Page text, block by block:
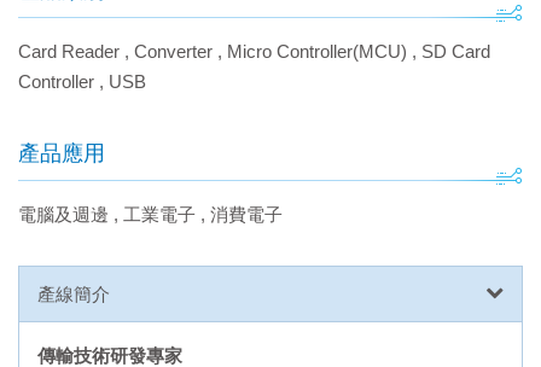
Card Reader , Converter , Micro Controller(MCU) , SD Card
Controller , USB
產品應用
電腦及週邊 , 工業電子 , 消費電子
產線簡介
傳輸技術研發專家